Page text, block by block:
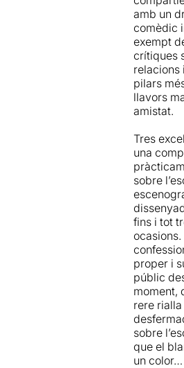
original i
de clicar
para el
sus
amb un
comèdic
exempt
crítiques
relacions
pilars
llavors
amistat.
Tres
una
sobre
fins i tot
proper i
públic
moment,
rere
sobre
que el
un color…